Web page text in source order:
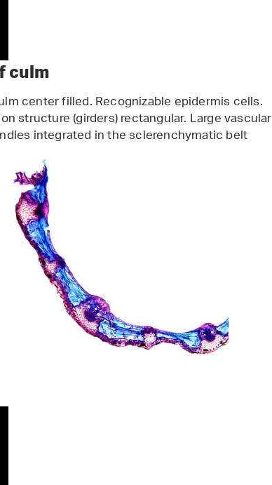
culm
center filled. Recognizable epidermis cells.
structure (girders) rectangular. Large vascular
integrated in the sclerenchymatic belt